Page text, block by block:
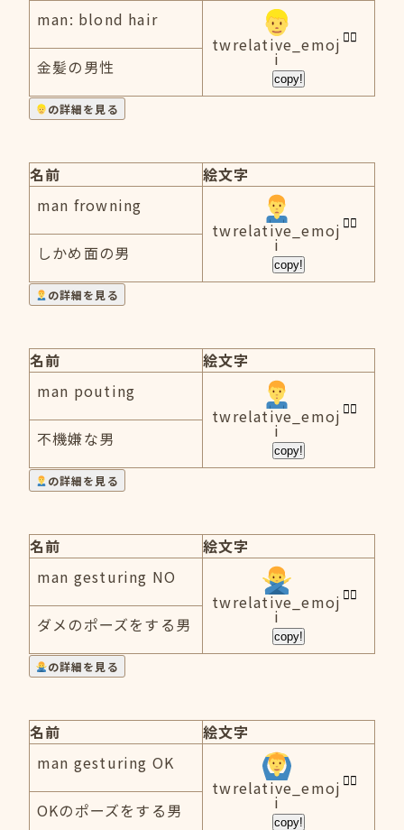
man: blond hair
twrelative_emoj
i
copy!
金髪の男性
の詳細を見る
名前
絵文字
man frowning
twrelative_emoj
i
copy!
しかめ面の男
の詳細を見る
名前
絵文字
man pouting
twrelative_emoj
i
copy!
不機嫌な男
の詳細を見る
名前
絵文字
man gesturing NO
twrelative_emoj
i
copy!
ダメのポーズをする男
の詳細を見る
名前
絵文字
man gesturing OK
twrelative_emoj
i
copy!
OKのポーズをする男